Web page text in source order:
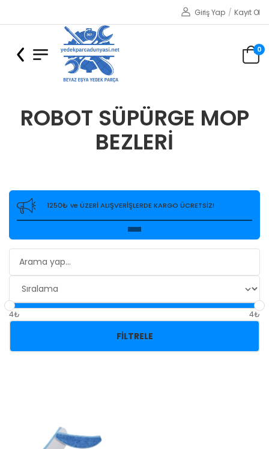
Giriş Yap / Kayıt Ol
0
ROBOT SÜPÜRGE MOP
BEZLERİ
1250₺ ve ÜZERİ ALIŞVERİŞLERDE KARGO ÜCRETSİZ!
4₺ 4₺
FILTRELE